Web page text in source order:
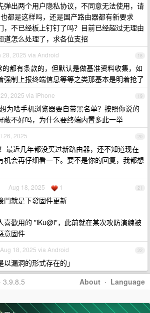
弹出两个用户隐私协议，不同意无法使用，请
都是这样吗，还是国产路由器都有新要求
，不已经板上钉钉了吗？目前已经超过无理由
道怎么处理了，求各位支招
18
28, 2025 via Android
的都有条款的，但默认是做基准资料收集，如
强制上报终端信息等等之类那基本是明着抢了
19
2025 via iPhone
为啥手机浏览器要自带黑名单？按照你说的
蔽不好吗，为什么要终端内置多此一举
20
26, 2025
最近几年都没买过新路由器，还不知道现在
机会再仔细看一下。要不是你的回复，我都想
21
Aug 18, 2025 1
門就是下發固件更新
喜歡用的 "iKu@i"，此前就在某次攻防演練被
意固件
22
Aug 18, 2025 via Android
以漏洞的形式存在的」
About · Language
3.9.8.5